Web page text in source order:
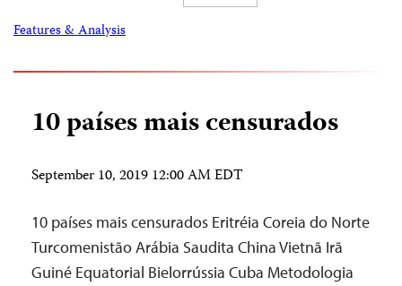
Features & Analysis
10 países mais censurados
September 10, 2019 12:00 AM EDT
10 países mais censurados Eritréia Coreia do Norte
Turcomenistão Arábia Saudita China Vietnã Irã
Guiné Equatorial Bielorrússia Cuba Metodologia